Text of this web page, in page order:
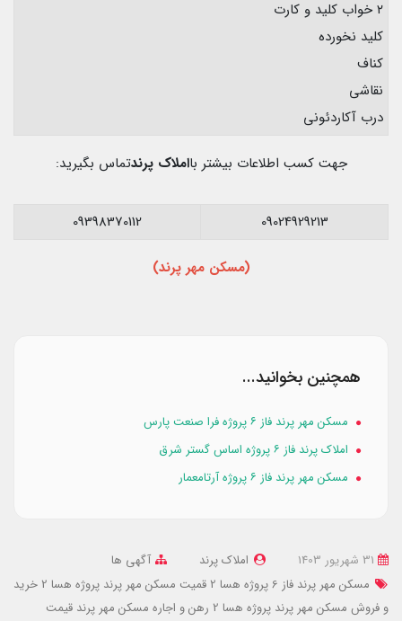
۲ خواب کلید و کارت
کلید نخورده
کناف
نقاشی
درب آکاردئونی
جهت کسب اطلاعات بیشتر بااملاک پرندتماس بگیرید:
09024929213
09398370112
(مسکن مهر پرند)
همچنین بخوانید...
مسکن مهر پرند فاز ۶ پروژه فرا صنعت پارس
املاک پرند فاز ۶ پروژه اساس گستر شرق
مسکن مهر پرند فاز ۶ پروژه آرتامعمار
املاک پرند
آگهی ها
مسکن مهر پرند فاز 6 پروژه هسا 2
قمیت مسکن مهر پرند پروژه هسا 2
خرید
و فروش مسکن مهر پرند پروژه هسا 2
رهن و اجاره مسکن مهر پرند قیمت